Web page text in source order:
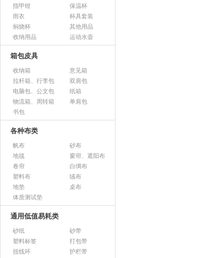
指甲钳
保温杯
雨衣
杯具套装
焖烧杯
其他用品
收纳用品
运动水壶
箱包皮具
收纳箱
意见箱
拉杆箱、行李包
双肩包
电脑包、公文包
纸箱
物流箱、周转箱
单肩包
书包
各种布类
帆布
砂布
地毯
窗帘、遮阳布
卷帘
白绸布
塑料布
绒布
地垫
桌布
体质测试垫
通用低值易耗类
砂纸
砂带
塑料标签
打包带
扭线环
护栏带